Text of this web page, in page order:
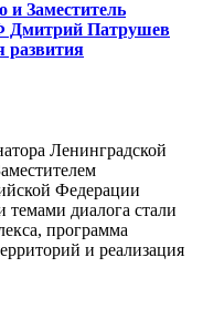
и Заместитель
Дмитрий Патрушев
развития
Ленинградской
Федерации
диалога стали
программа
и реализация